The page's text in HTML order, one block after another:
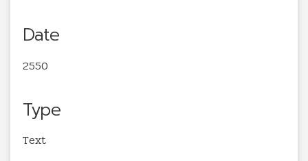
Date
2550
Type
Text